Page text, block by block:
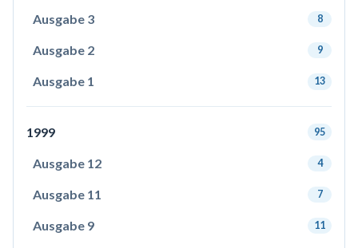
Ausgabe 3 8
Ausgabe 2 9
Ausgabe 1 13
1999 95
Ausgabe 12 4
Ausgabe 11 7
Ausgabe 9 11